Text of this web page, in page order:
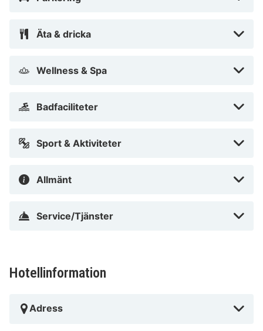
regionalpark, ett stenkast från Central-North Black
ligger 1,5 km från Caracalla-spaet och 0,3 km från
Nära Russische Kirche
Äta & dricka
Wellness & Spa
Badfaciliteter
Sport & Aktiviteter
Allmänt
Service/Tjänster
Hotellinformation
Adress